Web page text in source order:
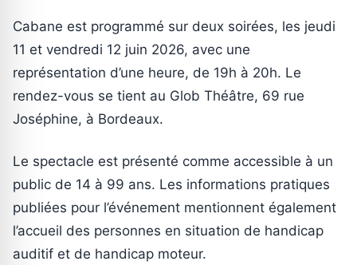
Cabane est programmé sur deux soirées, les jeudi
11 et vendredi 12 juin 2026, avec une
représentation d’une heure, de 19h à 20h. Le
rendez-vous se tient au Glob Théâtre, 69 rue
Joséphine, à Bordeaux.
Le spectacle est présenté comme accessible à un
public de 14 à 99 ans. Les informations pratiques
publiées pour l’événement mentionnent également
l’accueil des personnes en situation de handicap
auditif et de handicap moteur.